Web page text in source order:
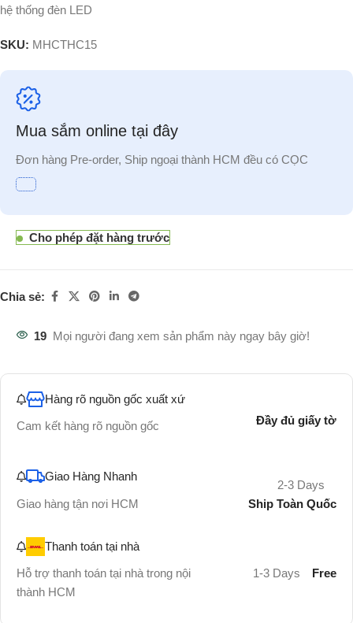
hệ thống đèn LED
SKU: MHCTHC15
Mua sắm online tại đây
Đơn hàng Pre-order, Ship ngoại thành HCM đều có CỌC
Cho phép đặt hàng trước
Chia sẻ:
19 Mọi người đang xem sản phẩm này ngay bây giờ!
Hàng rõ nguồn gốc xuất xứ
Cam kết hàng rõ nguồn gốc
Đầy đủ giấy tờ
Giao Hàng Nhanh
Giao hàng tận nơi HCM
2-3 Days
Ship Toàn Quốc
Thanh toán tại nhà
Hỗ trợ thanh toán tại nhà trong nội
thành HCM
1-3 Days Free